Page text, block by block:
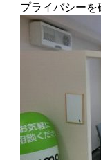
プライバシー